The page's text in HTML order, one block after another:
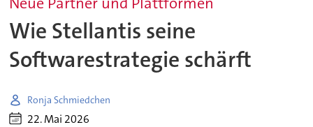
Wie Stellantis seine
Softwarestrategie schärft
Ronja Schmiedchen
22. Mai 2026